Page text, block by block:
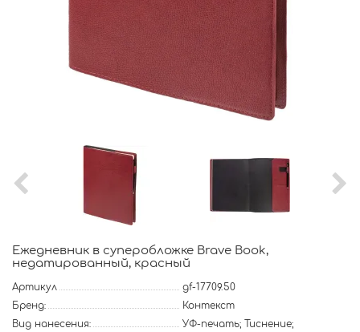
Ежедневник в суперобложке Brave Book,
недатированный, красный
Артикул
gf-17709.50
Бренд:
Контекст
Вид нанесения:
УФ-печать; Тиснение;